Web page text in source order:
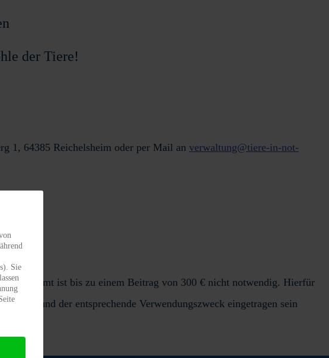
der Tiere!
1, 64385 Reichelsheim oder per Mail an verwaltung@tiere-in-not-
Finanzamt ist bis zu einem Beitrag von 300 € nicht notwendig. Hierfür
und der entsprechende Verwendungszweck eingetragen sein
Sie